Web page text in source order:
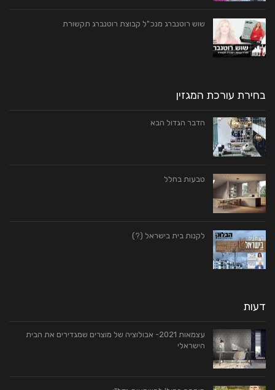
שוש רוטנברג מנכ"ל קבוצת רוטנברג תקשורת
בחירת עורכת המגזין
הדבר הגדול הבא
טבעות בחלל
לקנות בית בישראל (?)
דעות
עצמאות 2021- אבולוציה של מוצרים שמגדירים את הבית
הישראלי